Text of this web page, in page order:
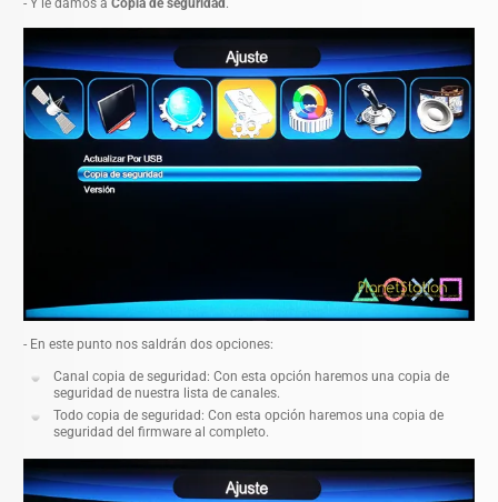
- Y le damos aCopia de seguridad .
- En este punto nos saldrán dos opciones:
Canal copia de seguridad: Con esta opción haremos una copia de
seguridad de nuestra lista de canales.
Todo copia de seguridad: Con esta opción haremos una copia de
seguridad del firmware al completo.